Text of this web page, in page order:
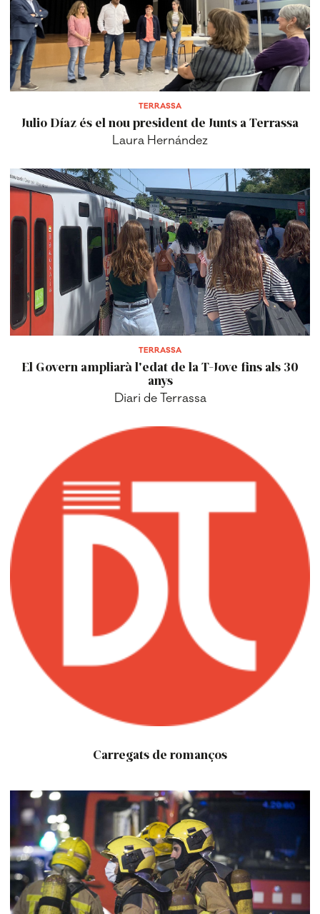
TERRASSA
Julio Díaz és el nou president de Junts a Terrassa
Laura Hernández
TERRASSA
El Govern ampliarà l'edat de la T-Jove fins als 30
anys
Diari de Terrassa
Carregats de romanços